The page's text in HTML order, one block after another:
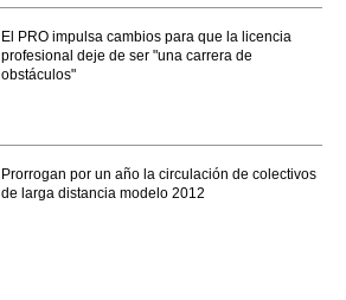
El PRO impulsa cambios para que la licencia
profesional deje de ser "una carrera de
obstáculos"
Prorrogan por un año la circulación de colectivos
de larga distancia modelo 2012